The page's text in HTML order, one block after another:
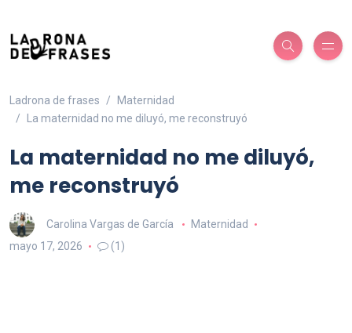
Ladrona de frases
Maternidad
La maternidad no me diluyó, me reconstruyó
La maternidad no me diluyó,
me reconstruyó
Carolina Vargas de García
Maternidad
mayo 17, 2026
(1)